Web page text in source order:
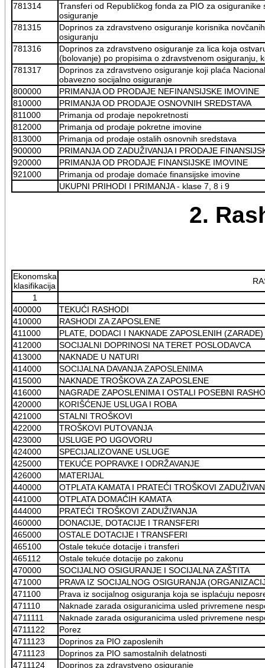
781314
Transferi od Republičkog fonda za PIO za
osiguranje
781315
Doprinos za zdravstveno osiguranje korisnika
osiguranju
781316
Doprinos za zdravstveno osiguranje za lica koja
(bolovanje) po propisima o zdravstvenom osiguranju,
781317
Doprinos za zdravstveno osiguranje koji plaća
obavezno socijalno osiguranje
800000
PRIMANJA OD PRODAJE NEFINANSIJSKE IMOVINE
810000
PRIMANJA OD PRODAJE OSNOVNIH SREDSTAVA
811000
Primanja od prodaje nepokretnosti
812000
Primanja od prodaje pokretne imovine
813000
Primanja od prodaje ostalih osnovnih sredstava
900000
PRIMANJA OD ZADUŽIVANJA I PRODAJE
920000
PRIMANJA OD PRODAJE FINANSIJSKE IMOVINE
921000
Primanja od prodaje domaće finansijske imovine
UKUPNI PRIHODI I PRIMANJA - klase 7, 8 i 9
2.
Ekonomska
klasifikacija
1
400000
TEKUĆI RASHODI
410000
RASHODI ZA ZAPOSLENE
411000
PLATE, DODACI I NAKNADE ZAPOSLENIH (ZARADE)
412000
SOCIJALNI DOPRINOSI NA TERET POSLODAVCA
413000
NAKNADE U NATURI
414000
SOCIJALNA DAVANJA ZAPOSLENIMA
415000
NAKNADE TROŠKOVA ZA ZAPOSLENE
416000
NAGRADE ZAPOSLENIMA I OSTALI POSEBNI
420000
KORIŠĆENJE USLUGA I ROBA
421000
STALNI TROŠKOVI
422000
TROŠKOVI PUTOVANJA
423000
USLUGE PO UGOVORU
424000
SPECIJALIZOVANE USLUGE
425000
TEKUĆE POPRAVKE I ODRŽAVANJE
426000
MATERIJAL
440000
OTPLATA KAMATA I PRATEĆI TROŠKOVI
441000
OTPLATA DOMAĆIH KAMATA
444000
PRATEĆI TROŠKOVI ZADUŽIVANJA
460000
DONACIJE, DOTACIJE I TRANSFERI
465000
OSTALE DOTACIJE I TRANSFERI
465100
Ostale tekuće dotacije i transferi
465112
Ostale tekuće dotacije po zakonu
470000
SOCIJALNO OSIGURANJE I SOCIJALNA ZAŠTITA
471000
PRAVA IZ SOCIJALNOG OSIGURANJA
471100
Prava iz socijalnog osiguranja koja se isplaćuju
471110
Naknade zarada osiguranicima usled privremene
4711111
Naknade zarada osiguranicima usled privremene
4711122
Porez
4711123
Doprinos za PIO zaposlenih
4711123
Doprinos za PIO samostalnih delatnosti
4711124
Doprinos za zdravstveno osiguranje